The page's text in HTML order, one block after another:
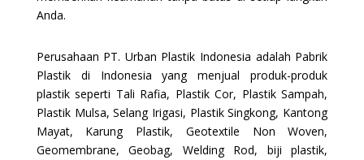
Anda.
Perusahaan PT. Urban Plastik Indonesia adalah Pabrik
Plastik di Indonesia yang menjual produk-produk
plastik seperti Tali Rafia, Plastik Cor, Plastik Sampah,
Plastik Mulsa, Selang Irigasi, Plastik Singkong, Kantong
Mayat, Karung Plastik, Geotextile Non Woven,
Geomembrane, Geobag, Welding Rod, biji plastik,